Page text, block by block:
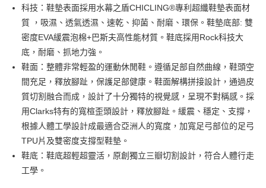
國泰世華商業銀行
兆豐國際商業銀行
臺灣中小企業銀行
台中商業銀行
匯豐（台灣）商業銀行
華泰商業銀行
聯邦商業銀行
遠東國際商業銀行
元大商業銀行
玉山商業銀行
星展（台灣）商業銀行
台新國際商業銀行
中國信託商業銀行
台灣樂天信用卡公司
AFTEE先享後付
相關說明
AFTEE先享後付是「在收到商品之後才付款」的支付方式。 讓您購物簡單
便利好安心！
１．簡單：不需註冊會員、不需綁卡、不需儲值。
２．便利：只要手機號碼，簡訊認證，即可結帳。
３．安心：先確認商品／服務後，再付款。
１．於結帳方式選擇「AFTEE先享後付」後，將跳轉至「AFTEE先享後付」
結帳頁面，進行簡訊認證並確認金額後，即可完成結帳。
２．訂單成立數日內，您將收到繳費通知簡訊。
３．收到繳費通知簡訊後14天內，點擊此簡訊中的連結，可透過四大超商／
ATM／網路銀行／等多元方式進行付款，方視為交易完成。
ATM付款
運送方式
付款後全家取貨
每筆NT$80，滿NT$1,000(含以上)免運費
付款後萊爾富取貨
每筆NT$80，滿NT$1,000(含以上)免運費
付款後7-11取貨
科技：鞋墊表面採用水幕之盾CHICLING®專利超纖鞋墊表面材
質 ，吸濕、透氣透濕、速乾、抑菌、耐磨、環保。鞋墊底部: 雙
密度EVA緩震泡棉+巴斯夫高性能材質。鞋底採用Rock科技大
底，耐磨、抓地力強。
鞋面：整體非常輕盈的運動休閒鞋。遵循足部自然曲線，鞋頭空
間充足，釋放腳趾，保護足部健康。鞋面解構拼接設計，通過皮
質切割融合而成，設計了十分獨特的視覺感，呈現不對稱感。採
用Clarks特有的寬楦歪頭設計，釋放腳趾。緩震、穩定、支撐，
根據人體工學設計成最適合亞洲人的寬度，加寬足弓部位的足弓
TPU片及雙密度支撐型鞋墊。
鞋底：鞋底超輕超靈活，原創獨立三瓣切割設計，符合人體行走
工學。